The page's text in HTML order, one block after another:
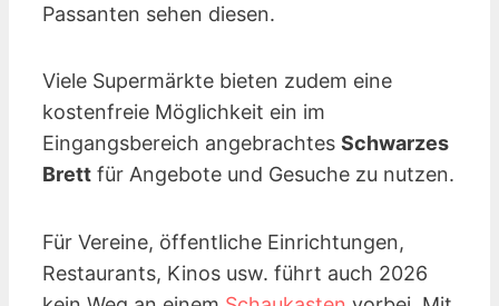
Passanten sehen diesen.
Viele Supermärkte bieten zudem eine
kostenfreie Möglichkeit ein im
Eingangsbereich angebrachtes Schwarzes
Brett für Angebote und Gesuche zu nutzen.
Für Vereine, öffentliche Einrichtungen,
Restaurants, Kinos usw. führt auch 2026